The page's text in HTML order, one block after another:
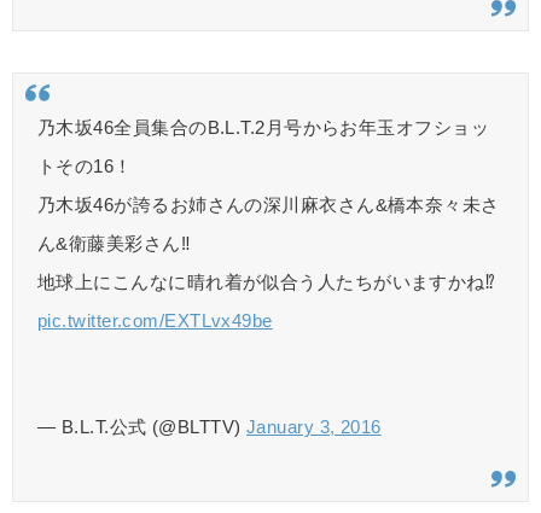
乃木坂46全員集合のB.L.T.2月号からお年玉オフショッ
トその16！
乃木坂46が誇るお姉さんの深川麻衣さん&橋本奈々未さ
ん&衛藤美彩さん‼︎
地球上にこんなに晴れ着が似合う人たちがいますかね⁉︎
pic.twitter.com/EXTLvx49be
— B.L.T.公式 (@BLTTV)January 3, 2016